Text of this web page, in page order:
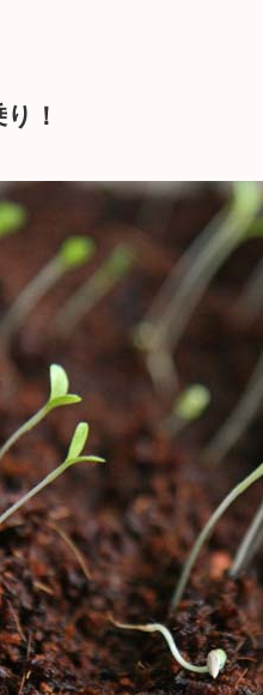
！